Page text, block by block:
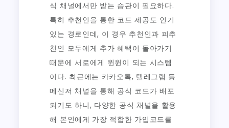
식 채널에서만 받는 습관이 필요하다.
특히 추천인을 통한 코드 제공도 인기
있는 경로인데, 이 경우 추천인과 피추
천인 모두에게 추가 혜택이 돌아가기
때문에 서로에게 윈윈이 되는 시스템
이다. 최근에는 카카오톡, 텔레그램 등
메신저 채널을 통해 공식 코드가 배포
되기도 하니, 다양한 공식 채널을 활용
해 본인에게 가장 적합한 가입코드를